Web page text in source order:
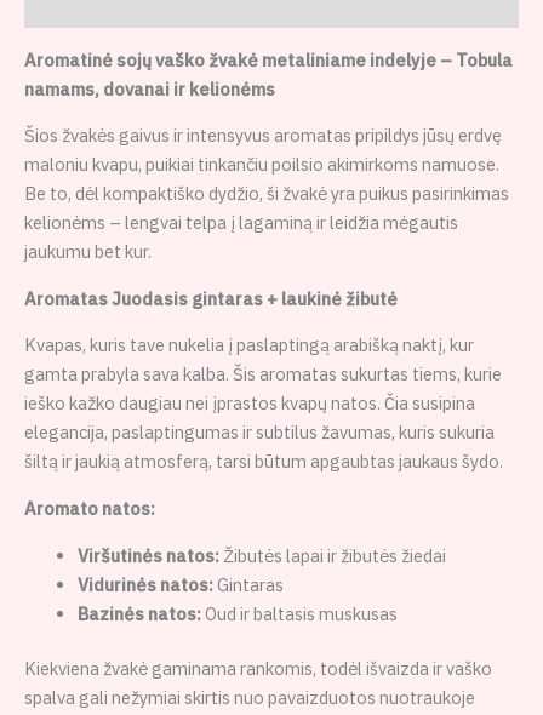
Aromatinė sojų vaško žvakė metaliniame indelyje – Tobula
namams, dovanai ir kelionėms
Šios žvakės gaivus ir intensyvus aromatas pripildys jūsų erdvę
maloniu kvapu, puikiai tinkančiu poilsio akimirkoms namuose.
Be to, dėl kompaktiško dydžio, ši žvakė yra puikus pasirinkimas
kelionėms – lengvai telpa į lagaminą ir leidžia mėgautis
jaukumu bet kur.
Aromatas Juodasis gintaras + laukinė žibutė
Kvapas, kuris tave nukelia į paslaptingą arabišką naktį, kur
gamta prabyla sava kalba. Šis aromatas sukurtas tiems, kurie
ieško kažko daugiau nei įprastos kvapų natos. Čia susipina
elegancija, paslaptingumas ir subtilus žavumas, kuris sukuria
šiltą ir jaukią atmosferą, tarsi būtum apgaubtas jaukaus šydo.
Aromato natos:
Viršutinės natos:Žibutės lapai ir žibutės žiedai
Vidurinės natos:Gintaras
Bazinės natos:Oud ir baltasis muskusas
Kiekviena žvakė gaminama rankomis, todėl išvaizda ir vaško
spalva gali nežymiai skirtis nuo pavaizduotos nuotraukoje